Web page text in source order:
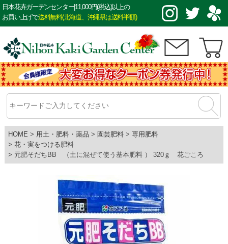
日本花卉ガーデンセンター|11,000円(税込)以上の
お買い上げで送料無料(北海道、沖縄県は送料半額)
HOME 用土・肥料・薬品 園芸肥料
専用肥料
花・実をつける肥料
元肥そだちBB （土に混ぜて使う基本肥料 ） 320ｇ 花ごころ